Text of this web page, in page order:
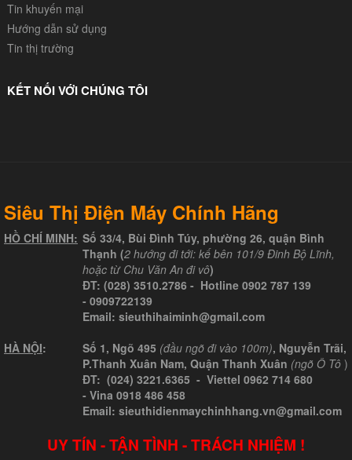
Tin khuyến mại
Hướng dẫn sử dụng
Tin thị trường
KẾT NỐI VỚI CHÚNG TÔI
Siêu Thị Điện Máy Chính Hãng
HỒ CHÍ MINH: Số 33/4, Bùi Đình Túy, phường 26, quận Bình
Thạnh (2 hướng đi tới: kế bên 101/9 Đinh Bộ Lĩnh,
hoặc từ Chu Văn An đi vô)
ĐT: (028) 3510.2786 - Hotline 0902 787 139
- 0909722139
Email: sieuthihaiminh@gmail.com
HÀ NỘI: Số 1, Ngõ 495 (đầu ngõ đi vào 100m), Nguyễn Trãi,
P.Thanh Xuân Nam, Quận Thanh Xuân (ngõ Ô Tô )
ĐT: (024) 3221.6365 - Viettel 0962 714 680
- Vina 0918 486 458
Email: sieuthidienmaychinhhang.vn@gmail.com
UY TÍN - TẬN TÌNH - TRÁCH NHIỆM !